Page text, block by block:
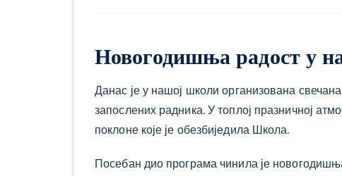
Новогодишња радост у
Данас је у нашој школи организована
запослених радника. У топлој празничној
поклоне које је обезбиједила Школа.
Посебан дио програма чинила је